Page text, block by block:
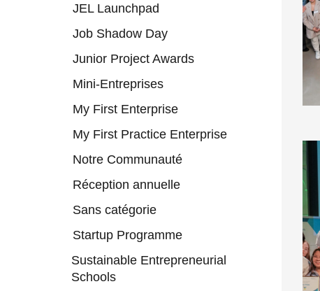
JEL Launchpad
Job Shadow Day
Junior Project Awards
Mini-Entreprises
My First Enterprise
My First Practice Enterprise
Notre Communauté
Réception annuelle
Sans catégorie
Startup Programme
Sustainable Entrepreneurial
Schools